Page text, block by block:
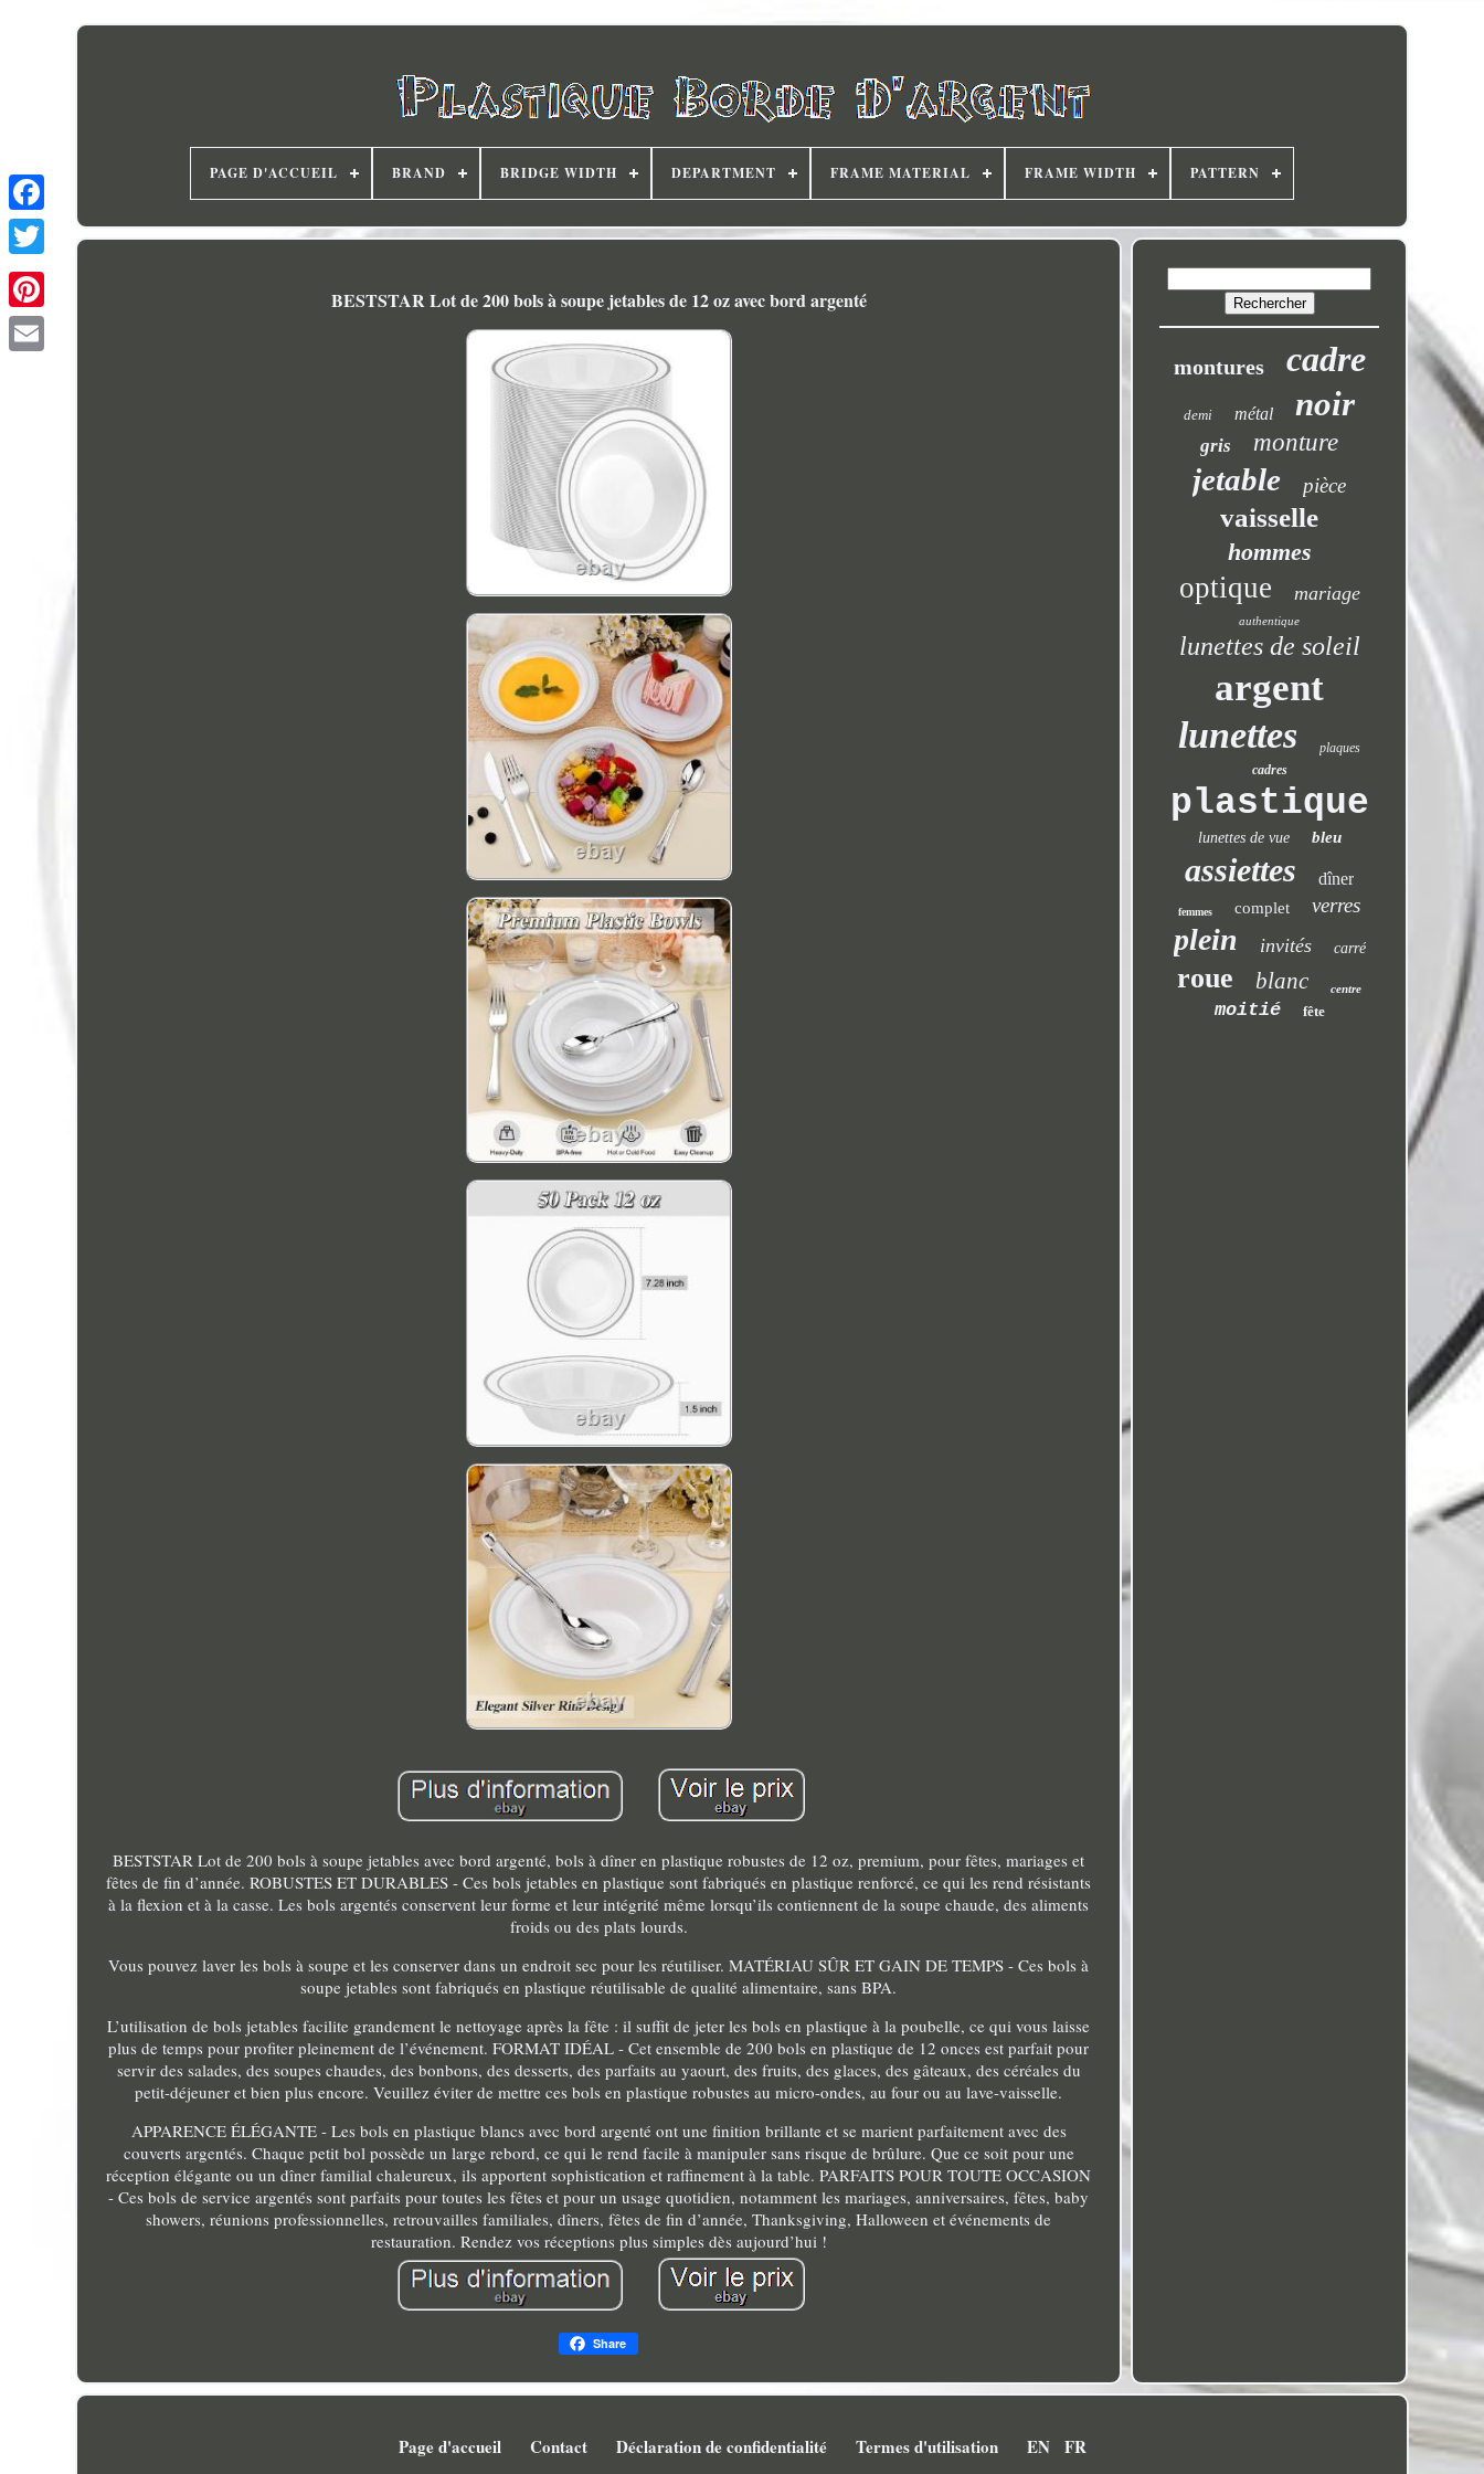
PAGE D'ACCUEIL BRAND BRIDGE WIDTH DEPARTMENT FRAME MATERIAL FRAME WIDTH PATTERN
BESTSTAR Lot de 200 bols à soupe jetables de 12 oz avec bord argenté
BESTSTAR Lot de 200 bols à soupe jetables avec bord argenté, bols à dîner en plastique robustes de 12 oz, premium, pour fêtes, mariages et
fêtes de fin d’année. ROBUSTES ET DURABLES - Ces bols jetables en plastique sont fabriqués en plastique renforcé, ce qui les rend résistants
à la flexion et à la casse. Les bols argentés conservent leur forme et leur intégrité même lorsqu’ils contiennent de la soupe chaude, des aliments
froids ou des plats lourds.
Vous pouvez laver les bols à soupe et les conserver dans un endroit sec pour les réutiliser. MATÉRIAU SÛR ET GAIN DE TEMPS - Ces bols à
soupe jetables sont fabriqués en plastique réutilisable de qualité alimentaire, sans BPA.
L’utilisation de bols jetables facilite grandement le nettoyage après la fête : il suffit de jeter les bols en plastique à la poubelle, ce qui vous laisse
plus de temps pour profiter pleinement de l’événement. FORMAT IDÉAL - Cet ensemble de 200 bols en plastique de 12 onces est parfait pour
servir des salades, des soupes chaudes, des bonbons, des desserts, des parfaits au yaourt, des fruits, des glaces, des gâteaux, des céréales du
petit-déjeuner et bien plus encore. Veuillez éviter de mettre ces bols en plastique robustes au micro-ondes, au four ou au lave-vaisselle.
APPARENCE ÉLÉGANTE - Les bols en plastique blancs avec bord argenté ont une finition brillante et se marient parfaitement avec des
couverts argentés. Chaque petit bol possède un large rebord, ce qui le rend facile à manipuler sans risque de brûlure. Que ce soit pour une
réception élégante ou un dîner familial chaleureux, ils apportent sophistication et raffinement à la table. PARFAITS POUR TOUTE OCCASION
- Ces bols de service argentés sont parfaits pour toutes les fêtes et pour un usage quotidien, notamment les mariages, anniversaires, fêtes, baby
showers, réunions professionnelles, retrouvailles familiales, dîners, fêtes de fin d’année, Thanksgiving, Halloween et événements de
restauration. Rendez vos réceptions plus simples dès aujourd’hui !
Share
montures cadre
demi métal noir
gris monture
jetable pièce
vaisselle
hommes
optique mariage
authentique
lunettes de soleil
argent
lunettes
plaques
cadres
plastique
lunettes de vue bleu
assiettes dîner
femmes complet verres
plein invités carré
roue blanc centre
moitié fête
Page d'accueil Contact Déclaration de confidentialité Termes d'utilisation EN FR